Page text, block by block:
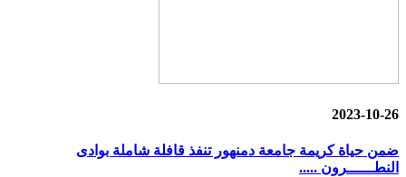
2023-10-26
ضمن حياة كريمة جامعة دمنهور تنفذ قافلة شاملة بوادى
النطــــــرون .....